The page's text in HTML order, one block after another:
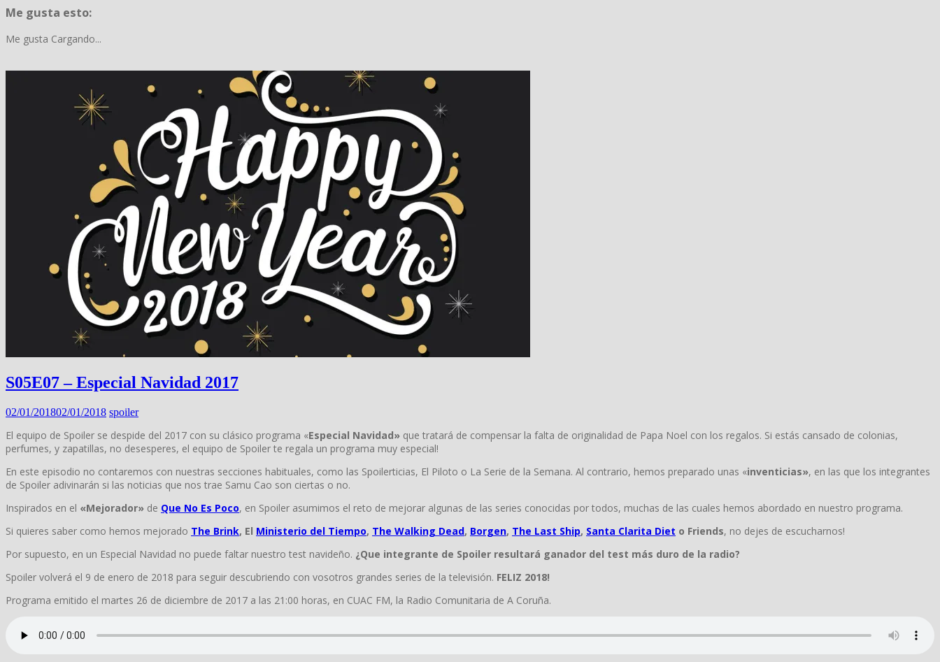
Me gusta esto:
Me gusta Cargando...
S05E07 – Especial Navidad 2017
02/01/201802/01/2018 spoiler
El equipo de Spoiler se despide del 2017 con su clásico programa «Especial Navidad» que tratará de compensar la falta de originalidad de Papa Noel con los regalos. Si estás cansado de colonias,
perfumes, y zapatillas, no desesperes, el equipo de Spoiler te regala un programa muy especial!
En este episodio no contaremos con nuestras secciones habituales, como las Spoilerticias, El Piloto o La Serie de la Semana. Al contrario, hemos preparado unas «inventicias», en las que los integrantes
de Spoiler adivinarán si las noticias que nos trae Samu Cao son ciertas o no.
Inspirados en el «Mejorador» de Que No Es Poco, en Spoiler asumimos el reto de mejorar algunas de las series conocidas por todos, muchas de las cuales hemos abordado en nuestro programa.
Si quieres saber como hemos mejorado The Brink, El Ministerio del Tiempo, The Walking Dead, Borgen, The Last Ship, Santa Clarita Diet o Friends, no dejes de escucharnos!
Por supuesto, en un Especial Navidad no puede faltar nuestro test navideño. ¿Que integrante de Spoiler resultará ganador del test más duro de la radio?
Spoiler volverá el 9 de enero de 2018 para seguir descubriendo con vosotros grandes series de la televisión. FELIZ 2018!
Programa emitido el martes 26 de diciembre de 2017 a las 21:00 horas, en CUAC FM, la Radio Comunitaria de A Coruña.